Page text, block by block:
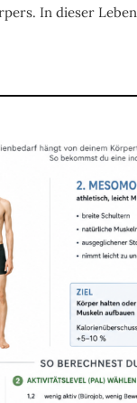
In dieser